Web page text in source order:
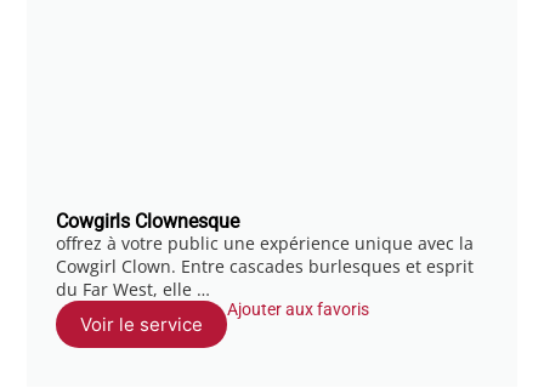
Cowgirls Clownesque
offrez à votre public une expérience unique avec la
Cowgirl Clown. Entre cascades burlesques et esprit
du Far West, elle …
Voir le service
Ajouter aux favoris